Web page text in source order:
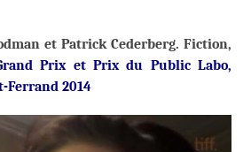
et Patrick Cederberg. Fiction,
Prix et Prix du Public Labo,
Ferrand 2014